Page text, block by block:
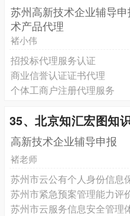
苏州高新技术企业辅导
术产品代理
褚小伟
招投标代理服务认证
商业信誉认证证书代理
个体工商户注册代理服务
35、北京知汇宏图知
高新技术企业辅导申报
褚老师
苏州市云公有个人身份信息
苏州市紧急预案管理能力评
苏州市云服务信息安全管理